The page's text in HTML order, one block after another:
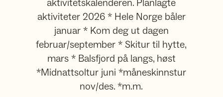
aktivitetskalenderen. Planlagte
aktiviteter 2026 * Hele Norge båler
januar * Kom deg ut dagen
februar/september * Skitur til hytte,
mars * Balsfjord på langs, høst
*Midnattsoltur juni *måneskinnstur
nov/des. *m.m.